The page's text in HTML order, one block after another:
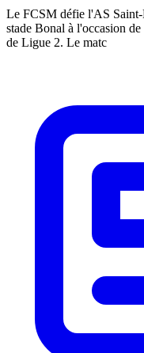
Le FCSM défie l'AS Saint-
stade Bonal à l'occasion
de Ligue 2. Le matc